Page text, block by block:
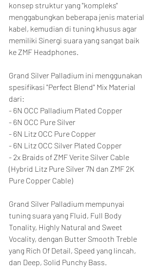
konsep struktur yang "kompleks"
menggabungkan beberapa jenis material
kabel, kemudian di tuning khusus agar
memiliki Sinergi suara yang sangat baik
ke ZMF Headphones.
Grand Silver Palladium ini menggunakan
spesifikasi "Perfect Blend" Mix Material
dari:
- 6N OCC Palladium Plated Copper
- 6N OCC Pure Silver
- 6N Litz OCC Pure Copper
- 6N Litz OCC Silver Plated Copper
- 2x Braids of ZMF Verite Silver Cable
(Hybrid Litz Pure Silver 7N dan ZMF 2K
Pure Copper Cable)
Grand Silver Palladium mempunyai
tuning suara yang Fluid, Full Body
Tonality, Highly Natural and Sweet
Vocality, dengan Butter Smooth Treble
yang Rich Of Detail, Speed yang lincah,
dan Deep, Solid Punchy Bass.